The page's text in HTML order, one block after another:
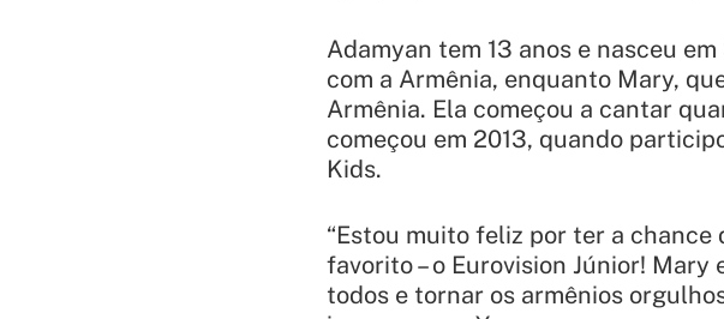
Adamyan tem 13 anos e nasceu
com a Armênia, enquanto Mary,
Armênia. Ela começou a cantar
começou em 2013, quando
Kids.
“Estou muito feliz por ter a
favorito – o Eurovision Júnior!
todos e tornar os armênios